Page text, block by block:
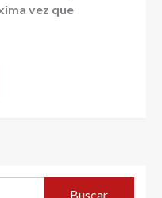
vez que